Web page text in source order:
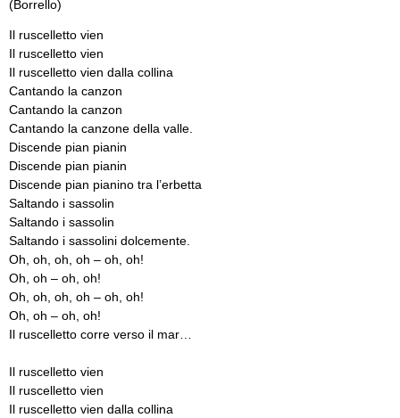
(Borrello)
Il ruscelletto vien
Il ruscelletto vien
Il ruscelletto vien dalla collina
Cantando la canzon
Cantando la canzon
Cantando la canzone della valle.
Discende pian pianin
Discende pian pianin
Discende pian pianino tra l’erbetta
Saltando i sassolin
Saltando i sassolin
Saltando i sassolini dolcemente.
Oh, oh, oh, oh – oh, oh!
Oh, oh – oh, oh!
Oh, oh, oh, oh – oh, oh!
Oh, oh – oh, oh!
Il ruscelletto corre verso il mar…
Il ruscelletto vien
Il ruscelletto vien
Il ruscelletto vien dalla collina